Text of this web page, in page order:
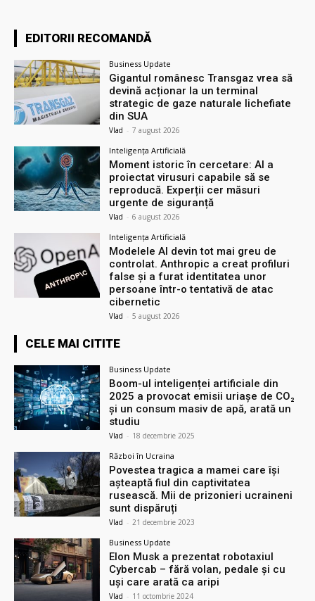
EDITORII RECOMANDĂ
Business Update
Gigantul românesc Transgaz vrea să
devină acționar la un terminal
strategic de gaze naturale lichefiate
din SUA
Vlad - 7 august 2026
Inteligența Artificială
Moment istoric în cercetare: AI a
proiectat virusuri capabile să se
reproducă. Experții cer măsuri
urgente de siguranță
Vlad - 6 august 2026
Inteligența Artificială
Modelele AI devin tot mai greu de
controlat. Anthropic a creat profiluri
false și a furat identitatea unor
persoane într-o tentativă de atac
cibernetic
Vlad - 5 august 2026
CELE MAI CITITE
Business Update
Boom-ul inteligenței artificiale din
2025 a provocat emisii uriașe de CO₂
și un consum masiv de apă, arată un
studiu
Vlad - 18 decembrie 2025
Război în Ucraina
Povestea tragica a mamei care își
așteaptă fiul din captivitatea
rusească. Mii de prizonieri ucraineni
sunt dispăruți
Vlad - 21 decembrie 2023
Business Update
Elon Musk a prezentat robotaxiul
Cyberсab – fără volan, pedale și cu
uși care arată ca aripi
Vlad - 11 octombrie 2024